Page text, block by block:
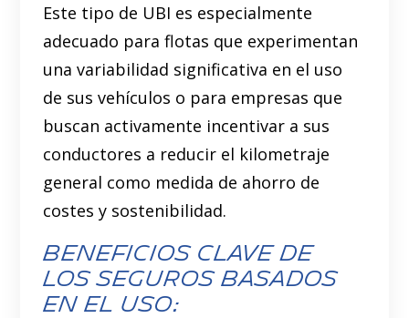
Este tipo de UBI es especialmente
adecuado para flotas que experimentan
una variabilidad significativa en el uso
de sus vehículos o para empresas que
buscan activamente incentivar a sus
conductores a reducir el kilometraje
general como medida de ahorro de
costes y sostenibilidad.
Beneficios Clave de
los Seguros Basados
en el Uso: